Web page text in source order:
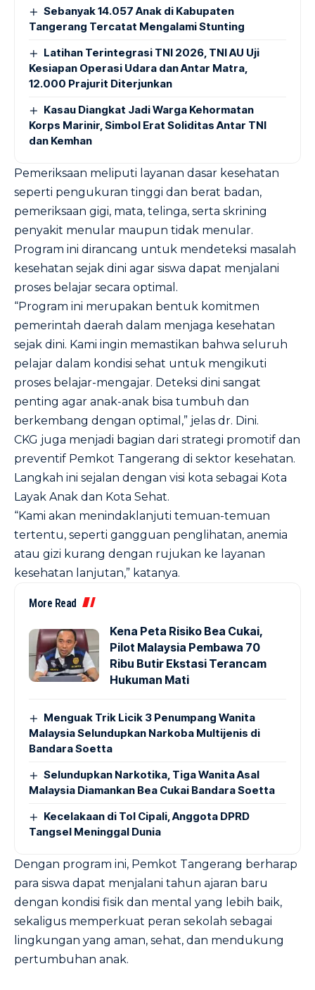
Sebanyak 14.057 Anak di Kabupaten
Tangerang Tercatat Mengalami Stunting
Latihan Terintegrasi TNI 2026, TNI AU Uji
Kesiapan Operasi Udara dan Antar Matra,
12.000 Prajurit Diterjunkan
Kasau Diangkat Jadi Warga Kehormatan
Korps Marinir, Simbol Erat Soliditas Antar TNI
dan Kemhan
Pemeriksaan meliputi layanan dasar kesehatan
seperti pengukuran tinggi dan berat badan,
pemeriksaan gigi, mata, telinga, serta skrining
penyakit menular maupun tidak menular.
Program ini dirancang untuk mendeteksi masalah
kesehatan sejak dini agar siswa dapat menjalani
proses belajar secara optimal.
“Program ini merupakan bentuk komitmen
pemerintah daerah dalam menjaga kesehatan
sejak dini. Kami ingin memastikan bahwa seluruh
pelajar dalam kondisi sehat untuk mengikuti
proses belajar-mengajar. Deteksi dini sangat
penting agar anak-anak bisa tumbuh dan
berkembang dengan optimal,” jelas dr. Dini.
CKG juga menjadi bagian dari strategi promotif dan
preventif Pemkot Tangerang di sektor kesehatan.
Langkah ini sejalan dengan visi kota sebagai Kota
Layak Anak dan Kota Sehat.
“Kami akan menindaklanjuti temuan-temuan
tertentu, seperti gangguan penglihatan, anemia
atau gizi kurang dengan rujukan ke layanan
kesehatan lanjutan,” katanya.
More Read
Kena Peta Risiko Bea Cukai,
Pilot Malaysia Pembawa 70
Ribu Butir Ekstasi Terancam
Hukuman Mati
Menguak Trik Licik 3 Penumpang Wanita
Malaysia Selundupkan Narkoba Multijenis di
Bandara Soetta
Selundupkan Narkotika, Tiga Wanita Asal
Malaysia Diamankan Bea Cukai Bandara Soetta
Kecelakaan di Tol Cipali, Anggota DPRD
Tangsel Meninggal Dunia
Dengan program ini, Pemkot Tangerang berharap
para siswa dapat menjalani tahun ajaran baru
dengan kondisi fisik dan mental yang lebih baik,
sekaligus memperkuat peran sekolah sebagai
lingkungan yang aman, sehat, dan mendukung
pertumbuhan anak.